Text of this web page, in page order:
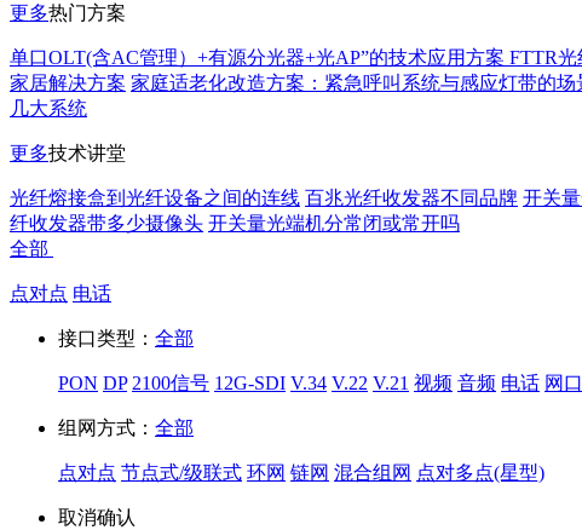
更多热门方案
单口OLT(含AC管理）+有源分光器+光AP”的技术应用方案 FTTR
家居解决方案 家庭适老化改造方案：紧急呼叫系统与感应灯带的场
几大系统
更多技术讲堂
光纤熔接盒到光纤设备之间的连线 百兆光纤收发器不同品牌 开关
纤收发器带多少摄像头 开关量光端机分常闭或常开吗
全部
点对点 电话
接口类型： 全部
PON DP 2100信号 12G-SDI V.34 V.22 V.21 视频 音频 电话 网口
组网方式： 全部
点对点 节点式/级联式 环网 链网 混合组网 点对多点(星型)
取消确认